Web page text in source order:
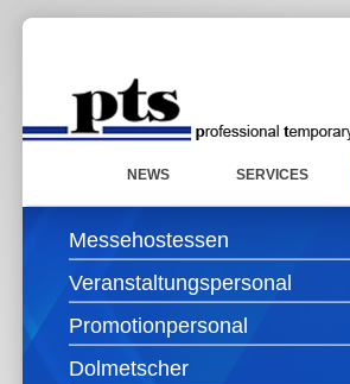
NEWS SERVICES
Messehostessen
Veranstaltungspersonal
Promotionpersonal
Dolmetscher